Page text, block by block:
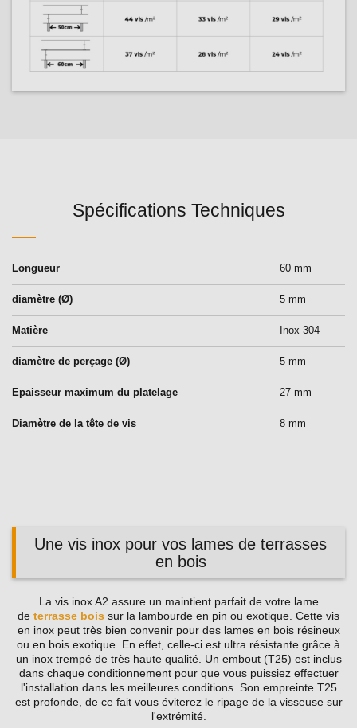
Spécifications Techniques
Longueur 60 mm
diamètre (Ø) 5 mm
Matière Inox 304
diamètre de perçage (Ø) 5 mm
Epaisseur maximum du platelage 27 mm
Diamètre de la tête de vis 8 mm
Une vis inox pour vos lames de terrasses
en bois
La vis inox A2 assure un maintient parfait de votre lame
de terrasse bois sur la lambourde en pin ou exotique. Cette vis
en inox peut très bien convenir pour des lames en bois résineux
ou en bois exotique. En effet, celle-ci est ultra résistante grâce à
un inox trempé de très haute qualité. Un embout (T25) est inclus
dans chaque conditionnement pour que vous puissiez effectuer
l'installation dans les meilleures conditions. Son empreinte T25
est profonde, de ce fait vous éviterez le ripage de la visseuse sur
l'extrémité.